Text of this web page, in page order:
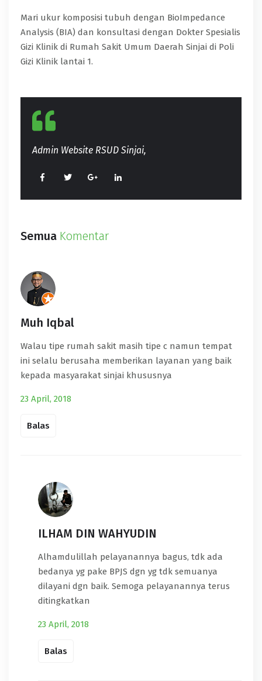
Mari ukur komposisi tubuh dengan BioImpedance
Analysis (BIA) dan konsultasi dengan Dokter Spesialis
Gizi Klinik di Rumah Sakit Umum Daerah Sinjai di Poli
Gizi Klinik lantai 1.
Admin Website RSUD Sinjai,
Semua Komentar
Muh Iqbal
Walau tipe rumah sakit masih tipe c namun tempat
ini selalu berusaha memberikan layanan yang baik
kepada masyarakat sinjai khususnya
23 April, 2018
Balas
ILHAM DIN WAHYUDIN
Alhamdulillah pelayanannya bagus, tdk ada
bedanya yg pake BPJS dgn yg tdk semuanya
dilayani dgn baik. Semoga pelayanannya terus
ditingkatkan
23 April, 2018
Balas